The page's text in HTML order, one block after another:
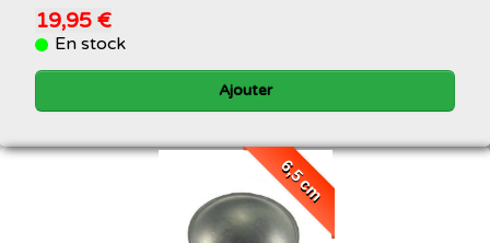
19,95 €
En stock
Ajouter
6,5 cm